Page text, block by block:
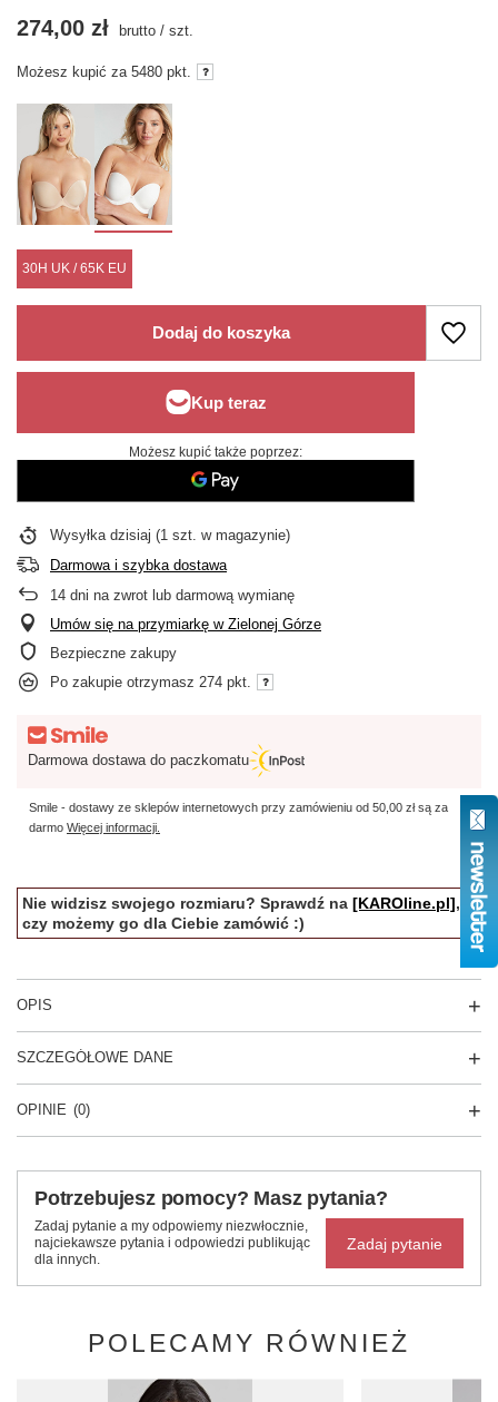
30H UK / 65K EU
274,00 zł brutto / szt.
Możesz kupić za 5480 pkt.
Dodaj do koszyka
Możesz kupić także poprzez:
Wysyłka dzisiaj (1 szt. w magazynie)
Darmowa i szybka dostawa
14 dni na zwrot lub darmową wymianę
Umów się na przymiarkę w Zielonej Górze
Bezpieczne zakupy
Po zakupie otrzymasz 274 pkt.
Darmowa dostawa do paczkomatu
Smile - dostawy ze sklepów internetowych przy zamówieniu od 50,00 złsą za
darmo Więcej informacji.
Nie widzisz swojego rozmiaru? Sprawdź na [KAROline.pl],
czy możemy go dla Ciebie zamówić :)
OPIS
SZCZEGÓŁOWE DANE
OPINIE (0)
Potrzebujesz pomocy? Masz pytania?
Zadaj pytanie a my odpowiemy niezwłocznie,
najciekawsze pytania i odpowiedzi publikując
dla innych.
Zadaj pytanie
POLECAMY RÓWNIEŻ